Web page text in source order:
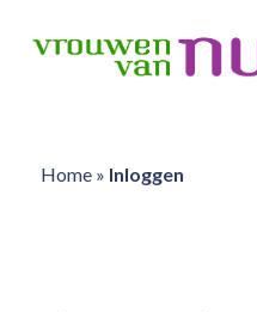
Home» Inloggen